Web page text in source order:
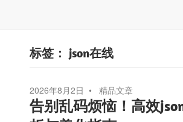
标签： json在线
2026年8月2日 精品文章
告别乱码烦恼！高效